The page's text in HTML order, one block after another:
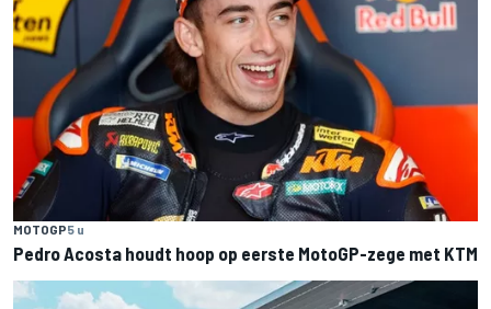
MOTOGP5 u
Pedro Acosta houdt hoop op eerste MotoGP-zege met KTM